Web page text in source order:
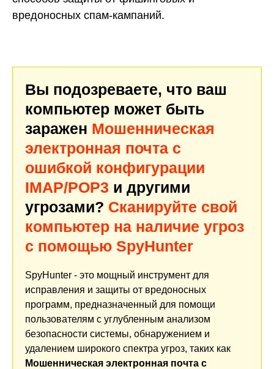
вредоносных спам-кампаний.
Вы подозреваете, что ваш
компьютер может быть
заражен Мошенническая
электронная почта с
ошибкой конфигурации
IMAP/POP3 и другими
угрозами? Сканируйте свой
компьютер на наличие угроз
с помощью SpyHunter
SpyHunter - это мощный инструмент для
исправления и защиты от вредоносных
программ, предназначенный для помощи
пользователям с углубленным анализом
безопасности системы, обнаружением и
удалением широкого спектра угроз, таких как
Мошенническая электронная почта с